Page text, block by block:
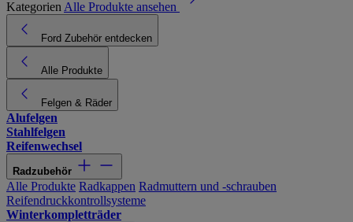
Kategorien Alle Produkte ansehen
Ford Zubehör entdecken
Alle Produkte
Felgen & Räder
Alufelgen
Stahlfelgen
Reifenwechsel
Radzubehör
Alle Produkte Radkappen Radmuttern und -schrauben
Reifendruckkontrollsysteme
Winterkompletträder